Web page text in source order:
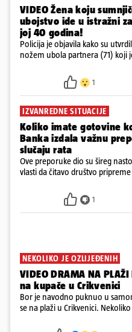
VIDEO Žena koju
ubojstvo ide u istražni
joj 40 godina!
Policija je objavila kako su
nožem ubola partnera (71) koji
ispitali i poslali u istražni zatvor
1
IZVANREDNE SITUACIJE
Koliko imate gotovine
Banka izdala važnu
slučaju rata
Ove preporuke dio su šireg
vlasti da čitavo društvo
1
NEKOLIKO JE OZLIJEĐENIH
VIDEO DRAMA NA
na kupače u Crikvenici
Bor je navodno puknuo u
se na plaži u Crikvenici.